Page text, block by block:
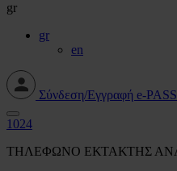
gr
gr
en
Σύνδεση/Εγγραφή e-PASS
1024
ΤΗΛΕΦΩΝΟ ΕΚΤΑΚΤΗΣ